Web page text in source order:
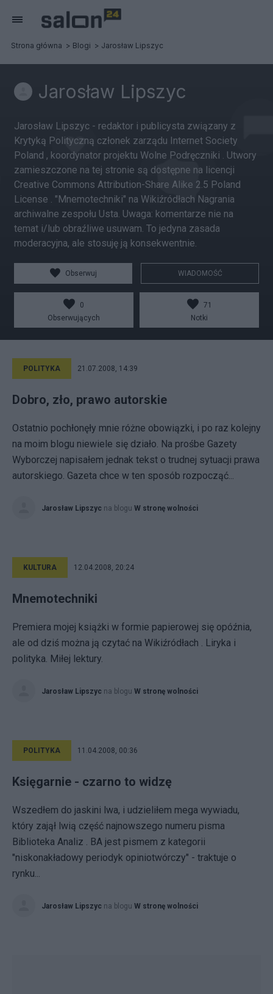
Strona główna Blogi Jarosław Lipszyc
Jarosław Lipszyc
Jarosław Lipszyc - redaktor i publicysta związany z
Krytyką Polityczną członek zarządu Internet Society
Poland , koordynator projektu Wolne Podręczniki . Utwory
zamieszczone na tej stronie są dostępne na licencji
Creative Commons Attribution-Share Alike 2.5 Poland
License . "Mnemotechniki" na Wikiźródłach Nagrania
archiwalne zespołu Usta. Uwaga: komentarze nie na
temat i/lub obraźliwe usuwam. To jedyna zasada
moderacyjna, ale stosuję ją konsekwentnie.
Obserwuj WIADOMOŚĆ
0
Obserwujących
71
Notki
POLITYKA 21.07.2008, 14:39
Dobro, zło, prawo autorskie
Ostatnio pochłonęły mnie różne obowiązki, i po raz kolejny
na moim blogu niewiele się działo. Na prośbe Gazety
Wyborczej napisałem jednak tekst o trudnej sytuacji prawa
autorskiego. Gazeta chce w ten sposób rozpocząć...
Jarosław Lipszyc na blogu W stronę wolności
KULTURA 12.04.2008, 20:24
Mnemotechniki
Premiera mojej książki w formie papierowej się opóźnia,
ale od dziś można ją czytać na Wikiźródłach . Liryka i
polityka. Miłej lektury.
Jarosław Lipszyc na blogu W stronę wolności
POLITYKA 11.04.2008, 00:36
Księgarnie - czarno to widzę
Wszedłem do jaskini lwa, i udzieliłem mega wywiadu,
który zajął lwią część najnowszego numeru pisma
Biblioteka Analiz . BA jest pismem z kategorii
"niskonakładowy periodyk opiniotwórczy" - traktuje o
rynku...
Jarosław Lipszyc na blogu W stronę wolności